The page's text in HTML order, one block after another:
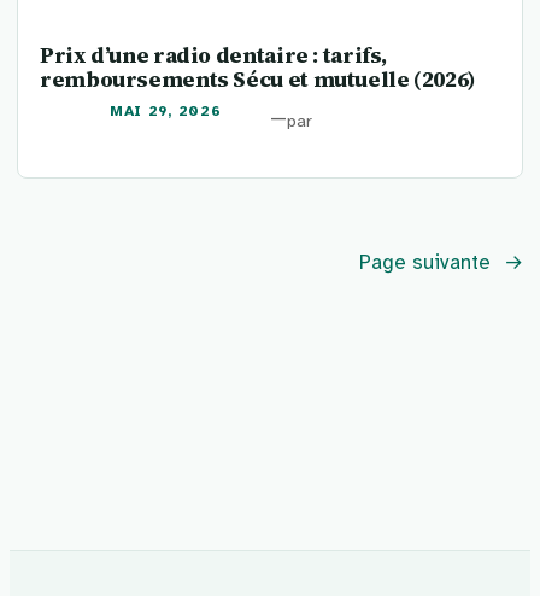
Prix d’une radio dentaire : tarifs,
remboursements Sécu et mutuelle (2026)
MAI 29, 2026 —par
Page suivante →